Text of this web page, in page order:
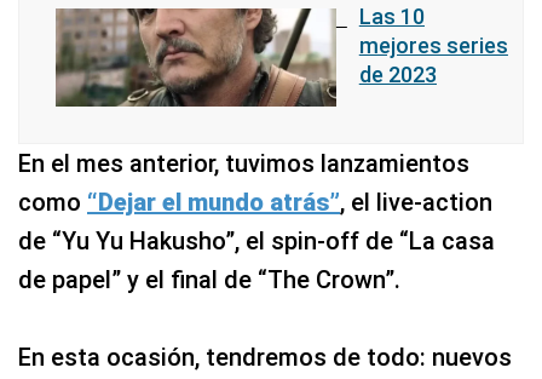
Las 10
mejores series
de 2023
En el mes anterior, tuvimos lanzamientos
como “Dejar el mundo atrás”, el live-action
de “Yu Yu Hakusho”, el spin-off de “La casa
de papel” y el final de “The Crown”.
En esta ocasión, tendremos de todo: nuevos